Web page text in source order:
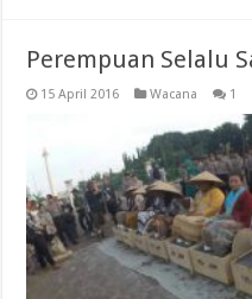
Perempuan Selalu
15 April 2016 Wacana 1